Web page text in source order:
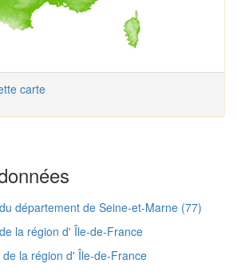
carte
département de Seine-et-Marne (77)
la région d' Île-de-France
la région d' Île-de-France